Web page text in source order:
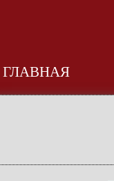
ГЛАВНАЯ